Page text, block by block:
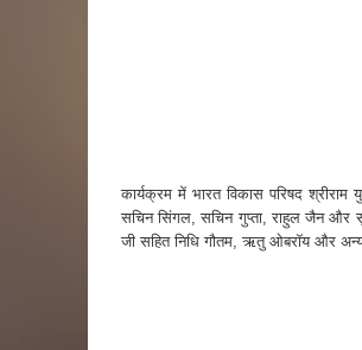
कार्यक्रम में भारत विकास परिषद
सचिन सिंगल, सचिन गुप्ता, राहुल जैन और
जी सहित निधि गौतम, ऋतु ओबरॉय और